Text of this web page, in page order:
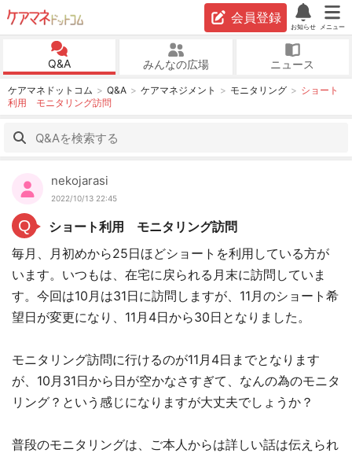
会員登録
お知らせ メニュー
Q&A みんなの広場 ニュース
ケアマネドットコム Q&A ケアマネジメント モニタリング
ショート
利用 モニタリング訪問
nekojarasi
2022/10/13 22:45
Q
ショート利用 モニタリング訪問
毎月、月初めから25日ほどショートを利用している方が
います。いつもは、在宅に戻られる月末に訪問していま
す。今回は10月は31日に訪問しますが、11月のショート希
望日が変更になり、11月4日から30日となりました。
モニタリング訪問に行けるのが11月4日までとなります
が、10月31日から日が空かなさすぎて、なんの為のモニタ
リング？という感じになりますが大丈夫でしょうか？
普段のモニタリングは、ご本人からは詳しい話は伝えられ